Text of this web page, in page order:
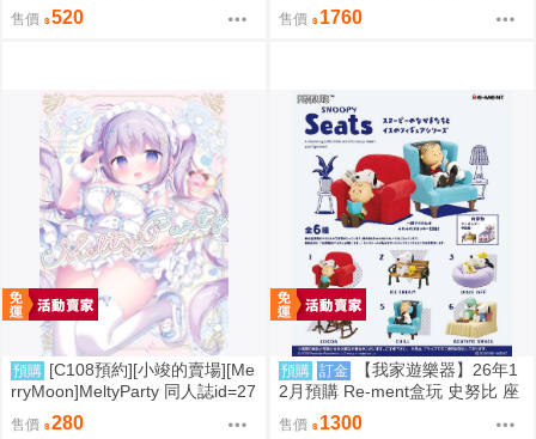
售價 520
帰りたい 特典：B2掛軸 菊池政
治
售價 1760
預購 [C108預約][小竣的賣場][Me
rryMoon]MeltyParty 同人誌id=27
33703
售價 280
預購 訂金
【我家遊樂器】26年1
2月預購 Re-ment盒玩 史努比 座
售價 1300